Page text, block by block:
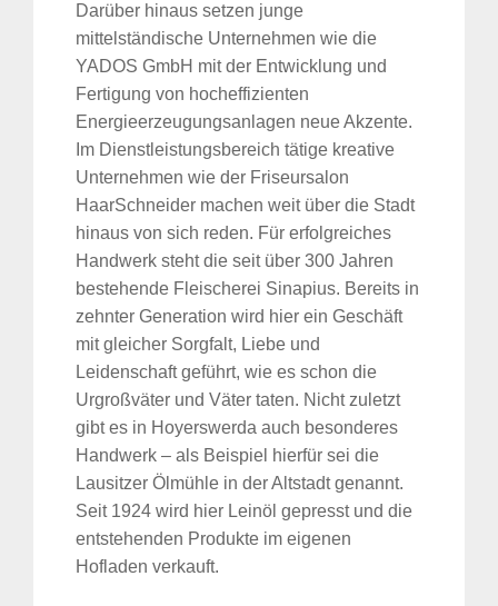
Darüber hinaus setzen junge
mittelständische Unternehmen wie die
YADOS GmbH mit der Entwicklung und
Fertigung von hocheffizienten
Energieerzeugungsanlagen neue Akzente.
Im Dienstleistungsbereich tätige kreative
Unternehmen wie der Friseursalon
HaarSchneider machen weit über die Stadt
hinaus von sich reden. Für erfolgreiches
Handwerk steht die seit über 300 Jahren
bestehende Fleischerei Sinapius. Bereits in
zehnter Generation wird hier ein Geschäft
mit gleicher Sorgfalt, Liebe und
Leidenschaft geführt, wie es schon die
Urgroßväter und Väter taten. Nicht zuletzt
gibt es in Hoyerswerda auch besonderes
Handwerk – als Beispiel hierfür sei die
Lausitzer Ölmühle in der Altstadt genannt.
Seit 1924 wird hier Leinöl gepresst und die
entstehenden Produkte im eigenen
Hofladen verkauft.